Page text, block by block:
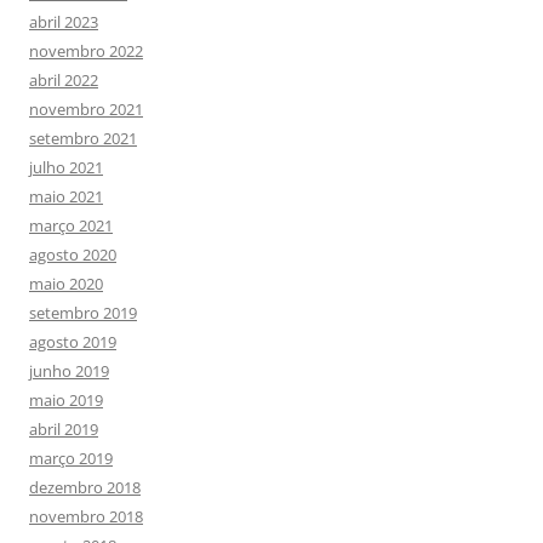
abril 2023
novembro 2022
abril 2022
novembro 2021
setembro 2021
julho 2021
maio 2021
março 2021
agosto 2020
maio 2020
setembro 2019
agosto 2019
junho 2019
maio 2019
abril 2019
março 2019
dezembro 2018
novembro 2018